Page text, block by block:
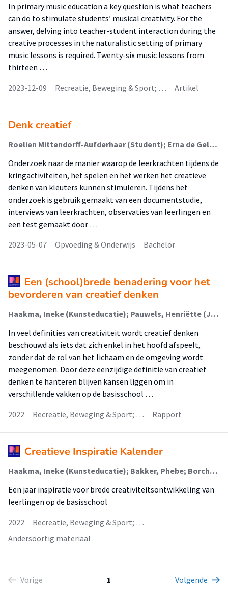
In primary music education a key question is what teachers
can do to stimulate students’ musical creativity. For the
answer, delving into teacher-student interaction during the
creative processes in the naturalistic setting of primary
music lessons is required. Twenty-six music lessons from
thirteen …
2023-12-09
Recreatie, Beweging & Sport; … Artikel
Denk creatief
Roelien Mittendorff-Aufderhaar (Student); Erna de Gelder (Begeleider)
Onderzoek naar de manier waarop de leerkrachten tijdens de
kringactiviteiten, het spelen en het werken het creatieve
denken van kleuters kunnen stimuleren. Tijdens het
onderzoek is gebruik gemaakt van een documentstudie,
interviews van leerkrachten, observaties van leerlingen en
een test gemaakt door …
2023-05-07
Opvoeding & Onderwijs Bachelor
Een (school)brede benadering voor het
bevorderen van creatief denken
Haakma, Ineke (Kunsteducatie); Pauwels, Henriëtte (Jeugd, Educatie En Samenleving); Steenbeek, Henderien (Diversiteit In Leren En Gedrag); Bisschop Boele, Evert (Kunsteducatie)
In veel definities van creativiteit wordt creatief denken
beschouwd als iets dat zich enkel in het hoofd afspeelt,
zonder dat de rol van het lichaam en de omgeving wordt
meegenomen. Door deze eenzijdige definitie van creatief
denken te hanteren blijven kansen liggen om in
verschillende vakken op de basisschool …
2022
Recreatie, Beweging & Sport; … Rapport
Creatieve Inspiratie Kalender
Haakma, Ineke (Kunsteducatie); Bakker, Phebe; Borchers, Roos; Stegen, Sara
Een jaar inspiratie voor brede creativiteitsontwikkeling van
leerlingen op de basisschool
2022
Recreatie, Beweging & Sport; …
Andersoortig materiaal
Vorige 1 Volgende